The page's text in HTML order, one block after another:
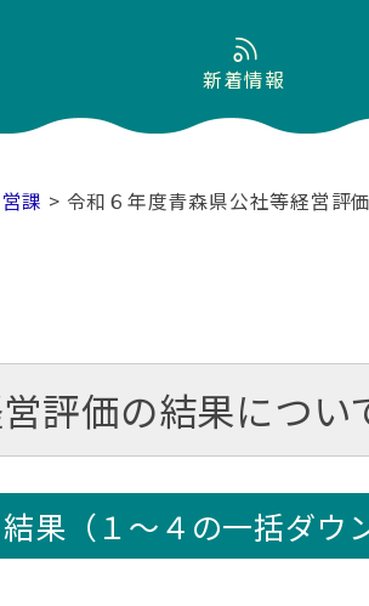
新着情報
課 > 令和６年度青森県公社等経営評
評価の結果につい
果（１～４の一括ダウ